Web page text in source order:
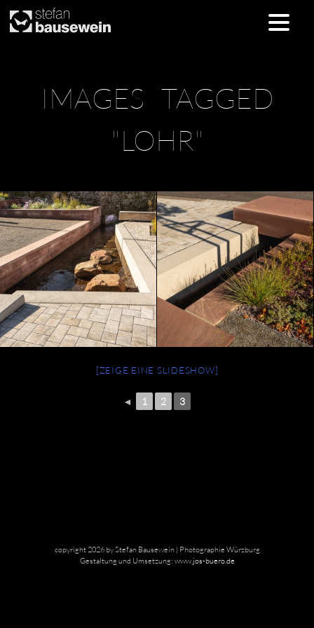
IMAGES TAGGED
"LOHR"
[ZEIGE EINE SLIDESHOW]
◄ 1 2 3
copyright 2026 by Stefan Bausewein | Photographie Würzburg
Gestaltung und Umsetzung: www.jos-buero.de